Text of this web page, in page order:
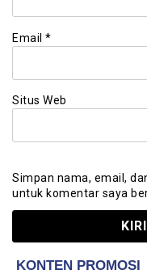
Email *
Situs Web
Simpan nama, email,
untuk komentar saya